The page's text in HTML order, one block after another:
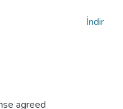
agreed
İndir